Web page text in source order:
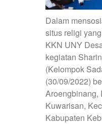
Dalam
situs religi
KKN UNY
kegiatan
(Kelompok
(30/09/2022)
Aroengbinang,
Kuwarisan,
Kabupaten